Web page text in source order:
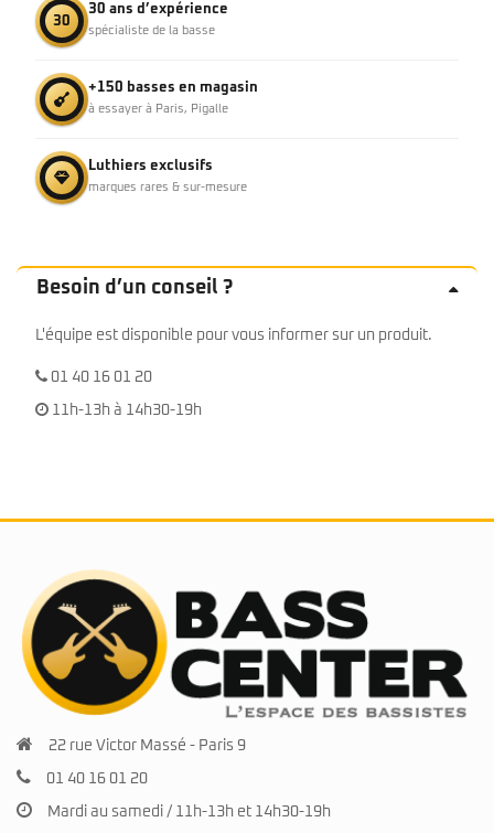
30
30 ans d’expérience
spécialiste de la basse
+150 basses en magasin
à essayer à Paris, Pigalle
Luthiers exclusifs
marques rares & sur-mesure
Besoin d’un conseil ?
L'équipe est disponible pour vous informer sur un produit.
01 40 16 01 20
11h-13h à 14h30-19h
22 rue Victor Massé - Paris 9
01 40 16 01 20
Mardi au samedi / 11h-13h et 14h30-19h